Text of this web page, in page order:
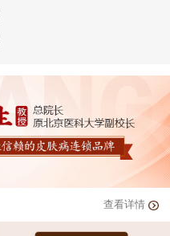
查看详情